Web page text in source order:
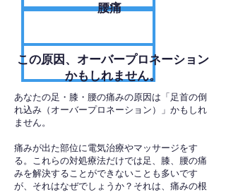
腰痛
​この原因、オーバープロネーション
かもしれません。
あなたの足・膝・腰の痛みの原因は「足首の倒
れ込み（オーバープロネーション）」かもしれ
ません。
痛みが出た部位に電気治療やマッサージをす
る。これらの対処療法だけでは足、膝、腰の痛
みを解決することができないことも多いです
が、それはなぜでしょうか？それは、痛みの根